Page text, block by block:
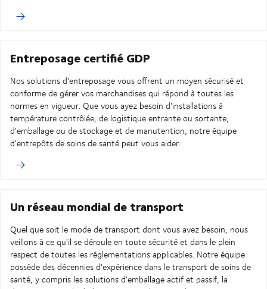
Entreposage certifié GDP
Nos solutions d'entreposage vous offrent un moyen sécurisé et
conforme de gérer vos marchandises qui répond à toutes les
normes en vigueur. Que vous ayez besoin d'installations à
température contrôlée, de logistique entrante ou sortante,
d'emballage ou de stockage et de manutention, notre équipe
d'entrepôts de soins de santé peut vous aider.
Un réseau mondial de transport
Quel que soit le mode de transport dont vous avez besoin, nous
veillons à ce qu'il se déroule en toute sécurité et dans le plein
respect de toutes les réglementations applicables. Notre équipe
possède des décennies d'expérience dans le transport de soins de
santé, y compris les solutions d'emballage actif et passif, la